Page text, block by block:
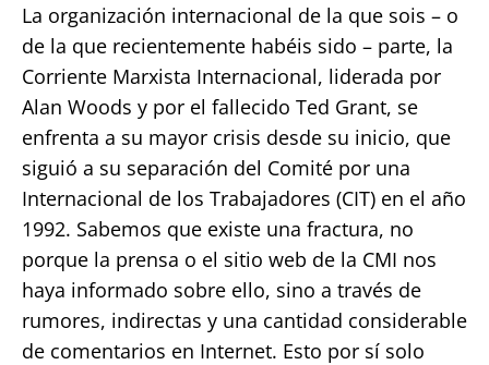
La organización internacional de la que sois – o
de la que recientemente habéis sido – parte, la
Corriente Marxista Internacional, liderada por
Alan Woods y por el fallecido Ted Grant, se
enfrenta a su mayor crisis desde su inicio, que
siguió a su separación del Comité por una
Internacional de los Trabajadores (CIT) en el año
1992. Sabemos que existe una fractura, no
porque la prensa o el sitio web de la CMI nos
haya informado sobre ello, sino a través de
rumores, indirectas y una cantidad considerable
de comentarios en Internet. Esto por sí solo